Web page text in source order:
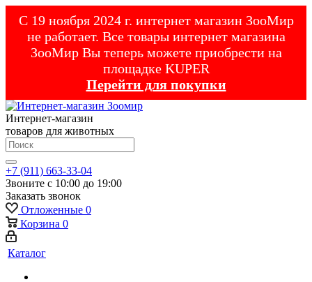
С 19 ноября 2024 г. интернет магазин ЗооМир
не работает. Все товары интернет магазина
ЗооМир Вы теперь можете приобрести на
площадке KUPER
Перейти для покупки
Интернет-магазин
товаров для животных
+7 (911) 663-33-04
Звоните с 10:00 до 19:00
Заказать звонок
Отложенные 0
Корзина 0
Каталог